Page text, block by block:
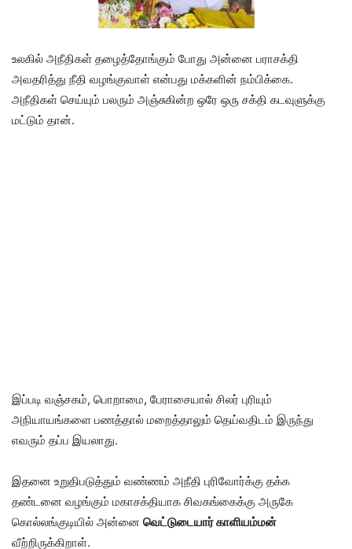
உலகில் அநீதிகள் தழைத்தோங்கும் போது அன்னை பராசக்தி
அவதரித்து நீதி வழங்குவாள் என்பது மக்களின் நம்பிக்கை.
அநீதிகள் செய்யும் பலரும் அஞ்சுகின்ற ஒரே ஒரு சக்தி கடவுளுக்கு
மட்டும் தான்.
இப்படி வஞ்சகம், பொறாமை, பேராசையால் சிலர் புரியும்
அநியாயங்களை பணத்தால் மறைத்தாலும் தெய்வதிடம் இருந்து
எவரும் தப்ப இயலாது.
இதனை உறுதிபடுத்தும் வண்ணம் அநீதி புரிவோர்க்கு தக்க
தண்டனை வழங்கும் மகாசக்தியாக சிவகங்கைக்கு அருகே
கொல்லங்குடியில் அன்னை வெட்டுடையார் காளியம்மன்
வீற்றிருக்கிறாள்.